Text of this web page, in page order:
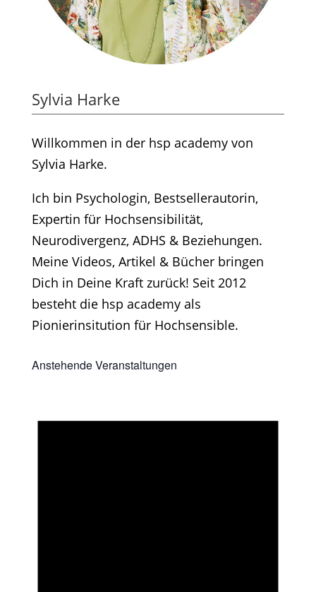
Sylvia Harke
Willkommen in der hsp academy von
Sylvia Harke.
Ich bin Psychologin, Bestsellerautorin,
Expertin für Hochsensibilität,
Neurodivergenz, ADHS & Beziehungen.
Meine Videos, Artikel & Bücher bringen
Dich in Deine Kraft zurück! Seit 2012
besteht die hsp academy als
Pionierinsitution für Hochsensible.
Anstehende Veranstaltungen